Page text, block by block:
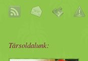
Társoldalunk: